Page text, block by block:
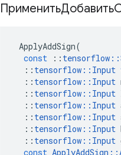
ApplyAddSign(
const
:: tensorflow ::
:: tensorflow :: Input
:: tensorflow :: Input
:: tensorflow :: Input
:: tensorflow :: Input
:: tensorflow :: Input
:: tensorflow :: Input
:: tensorflow :: Input
const ApplyAddSign ::